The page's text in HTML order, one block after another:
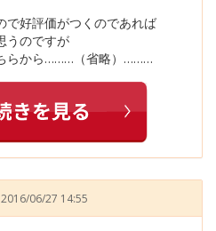
で好評価がつくのであれば
うのですが
らから………（省略）………
2016/06/27 14:55